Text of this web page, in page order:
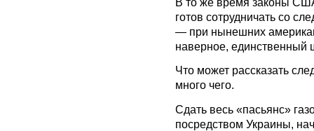
готов сотрудничать со
— при нынешних
наверное, единственный
Что может рассказать
много чего.
Сдать весь «пасьянс»
посредством Украины,